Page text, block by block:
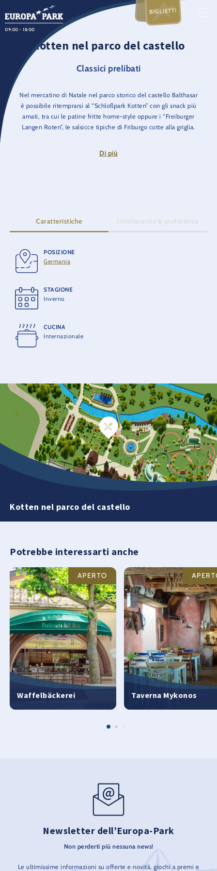
09:00 - 18:00
BIGLIETTI
Kotten nel parco del castello
Classici prelibati
Nel mercatino di Natale nel parco storico del castello Balthasar
è possibile ritemprarsi al “Schloßpark Kotten” con gli snack più
amati, tra cui le patine fritte home-style oppure i “Freiburger
Langen Roten”, le salsicce tipiche di Friburgo cotte alla griglia.
calderone per servire vin brulé e punch analcolico alla frutta.
Di più
Caratteristiche Intolleranze & preferenze
POSIZIONE
Germania
STAGIONE
Inverno
CUCINA
Internazionale
Vegetariano
Kotten nel parco del castello
Potrebbe interessarti anche
APERTO
Waffelbäckerei Taverna Mykonos
Newsletter dell’Europa-Park
Non perderti più nessuna news!
Le ultimissime informazioni su offerte e novità, giochi a premi e